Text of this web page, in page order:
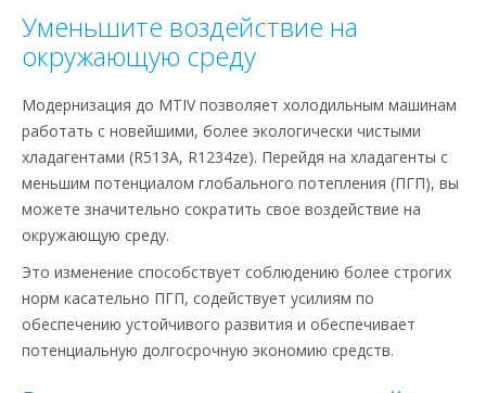
Уменьшите воздействие на
окружающую среду
Модернизация до MTIV позволяет холодильным машинам
работать с новейшими, более экологически чистыми
хладагентами (R513A, R1234ze). Перейдя на хладагенты с
меньшим потенциалом глобального потепления (ПГП), вы
можете значительно сократить свое воздействие на
окружающую среду.
Это изменение способствует соблюдению более строгих
норм касательно ПГП, содействует усилиям по
обеспечению устойчивого развития и обеспечивает
потенциальную долгосрочную экономию средств.